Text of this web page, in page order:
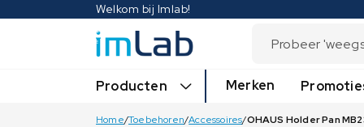
Welkom bij Imlab!
Producten Merken
Home/Toebehoren/Accessoires/